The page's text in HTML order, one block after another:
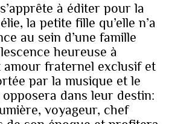
à éditer pour la
la petite fille qu’elle n’a
au sein d’une famille
heureuse à
amour fraternel exclusif et
par la musique et le
dans leur destin:
voyageur, chef